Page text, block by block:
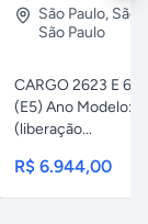
São Paulo, São
São Paulo
CARGO 2623 E
(E5) Ano Modelo:
(liberação...
R$ 6.944,00